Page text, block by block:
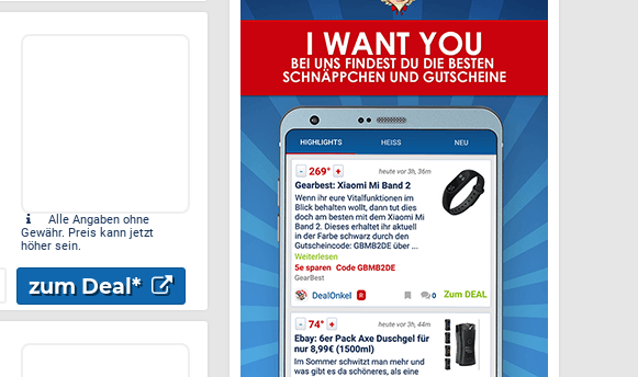
Alle Angaben ohne
Gewähr. Preis kann jetzt
höher sein.
zum Deal*